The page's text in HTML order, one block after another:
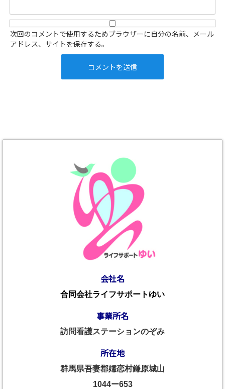
次回のコメントで使用するためブラウザーに自分の名前、メール
アドレス、サイトを保存する。
会社名
合同会社ライフサポートゆい
事業所名
訪問看護ステーションのぞみ
所在地
群馬県吾妻郡嬬恋村鎌原城山
1044ー653